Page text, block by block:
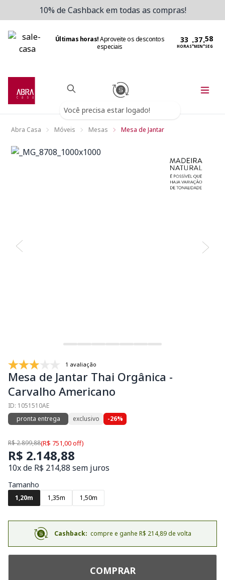
10% de Cashback em todas as compras!
Últimas horas!Aproveite os descontos
especiais
HORAS:MIN:SEG
Você precisa estar logado!
Abra Casa Móveis Mesas Mesa de Jantar
1 avaliação
Mesa de Jantar Thai Orgânica -
Carvalho Americano
ID: 1051510AE
pronta entrega
exclusivo -26%
R$ 2.899,88(R$ 751,00 off)
R$ 2.148,88
10x de R$ 214,88 sem juros
Tamanho
1,20m 1,35m 1,50m
Cashback: compre e ganhe R$ 214,89 de volta
COMPRAR